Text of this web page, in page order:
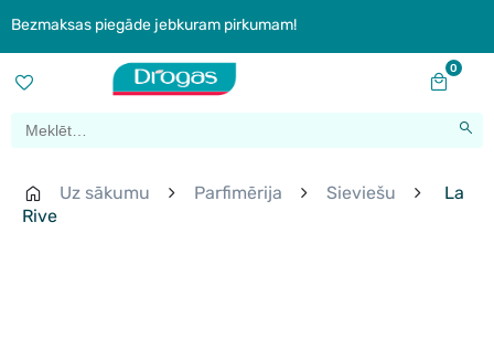
Bezmaksas piegāde jebkuram pirkumam!
0
Uz sākumu Parfimērija Sieviešu
La
Rive